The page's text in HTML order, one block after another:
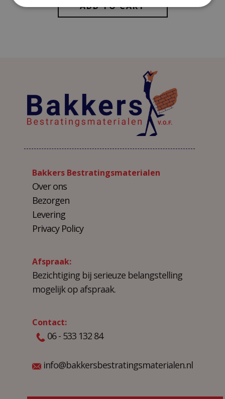
ADD TO CART
Bakkers Bestratingsmaterialen
Over ons
Bezorgen
Levering
Privacy Policy
Afspraak:
Bezichtiging bij serieuze belangstelling
mogelijk op afspraak.
Contact:
06 - 533 132 84
info@bakkersbestratingsmaterialen.nl